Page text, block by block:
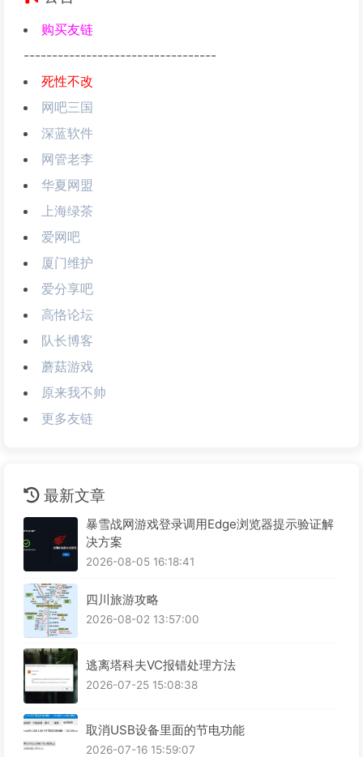
购买友链
----------------------------------
死性不改
网吧三国
深蓝软件
网管老李
华夏网盟
上海绿茶
爱网吧
厦门维护
爱分享吧
高恪论坛
队长博客
蘑菇游戏
原来我不帅
更多友链
最新文章
暴雪战网游戏登录调用Edge浏览器提示验证解
决方案
2026-08-05 16:18:41
四川旅游攻略
2026-08-02 13:57:00
逃离塔科夫VC报错处理方法
2026-07-25 15:08:38
取消USB设备里面的节电功能
2026-07-16 15:59:07